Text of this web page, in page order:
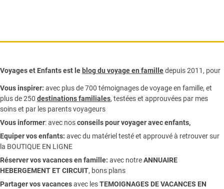
Voyages et Enfants est le blog du voyage en familledepuis 2011, pour
Vous inspirer: avec plus de 700 témoignages devoyage en famille, et
plus de 250 destinations familiales, testées et approuvées par mes
soins et par les parents voyageurs
Vous informer:avec nosconseils pour voyager avec enfants,
Equiper vos enfants: avec du matériel testé et approuvé à retrouver sur
la BOUTIQUE EN LIGNE
Réserver vos vacances en famille: avec notreANNUAIRE
HEBERGEMENT ET CIRCUIT, bons plans
Partager vos vacancesavec lesTEMOIGNAGES DE VACANCES EN